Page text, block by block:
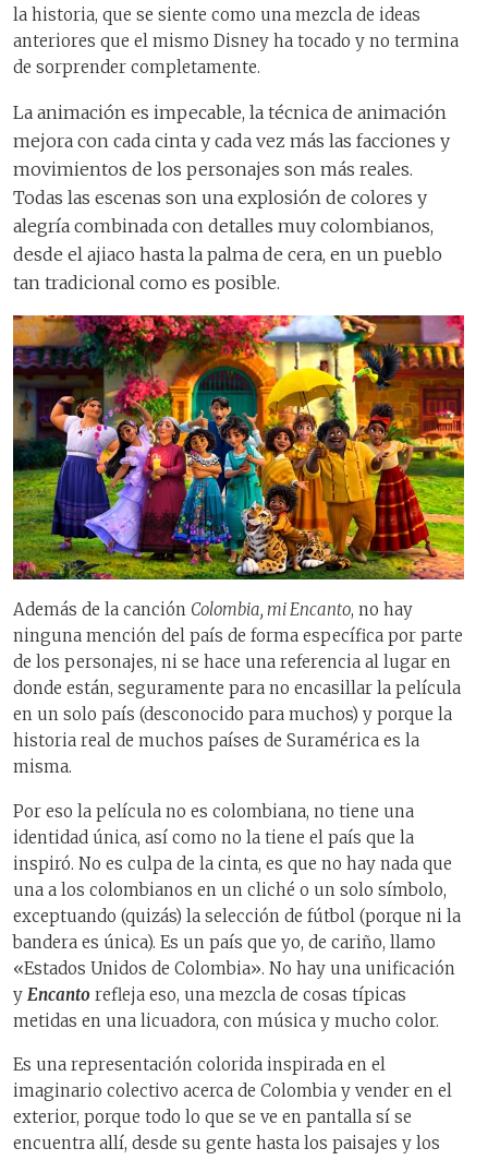
la historia, que se siente como una mezcla de ideas
anteriores que el mismo Disney ha tocado y no termina
de sorprender completamente.
La animación es impecable, la técnica de animación
mejora con cada cinta y cada vez más las facciones y
movimientos de los personajes son más reales.
Todas las escenas son una explosión de colores y
alegría combinada con detalles muy colombianos,
desde el ajiaco hasta la palma de cera, en un pueblo
tan tradicional como es posible.
Además de la canción Colombia, mi Encanto, no hay
ninguna mención del país de forma específica por parte
de los personajes, ni se hace una referencia al lugar en
donde están, seguramente para no encasillar la película
en un solo país (desconocido para muchos) y porque la
historia real de muchos países de Suramérica es la
misma.
Por eso la película no es colombiana, no tiene una
identidad única, así como no la tiene el país que la
inspiró. No es culpa de la cinta, es que no hay nada que
una a los colombianos en un cliché o un solo símbolo,
exceptuando (quizás) la selección de fútbol (porque ni la
bandera es única). Es un país que yo, de cariño, llamo
«Estados Unidos de Colombia». No hay una unificación
y Encanto refleja eso, una mezcla de cosas típicas
metidas en una licuadora, con música y mucho color.
Es una representación colorida inspirada en el
imaginario colectivo acerca de Colombia y vender en el
exterior, porque todo lo que se ve en pantalla sí se
encuentra allí, desde su gente hasta los paisajes y los